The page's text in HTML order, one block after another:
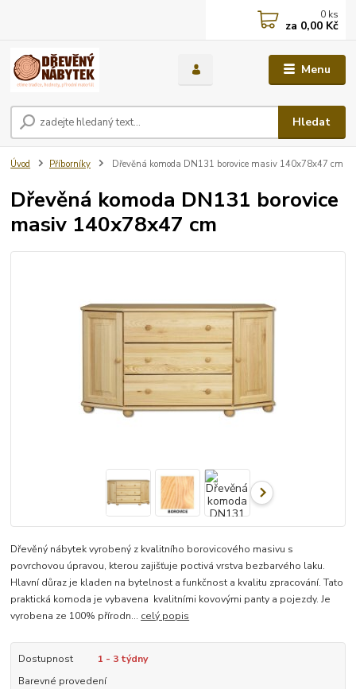
Menu
Hledat
0 ks
za 0,00 Kč
Úvod Příborníky Dřevěná komoda DN131 borovice masiv 140x78x47 cm
Dřevěná komoda DN131 borovice
masiv 140x78x47 cm
Dřevěný nábytek vyrobený z kvalitního borovicového masivu s
povrchovou úpravou, kterou zajišťuje poctivá vrstva bezbarvého laku.
Hlavní důraz je kladen na bytelnost a funkčnost a kvalitu zpracování. Tato
praktická komoda je vybavena kvalitními kovovými panty a pojezdy. Je
vyrobena ze 100% přírodn... celý popis
Dostupnost
1 - 3 týdny
Barevné provedení